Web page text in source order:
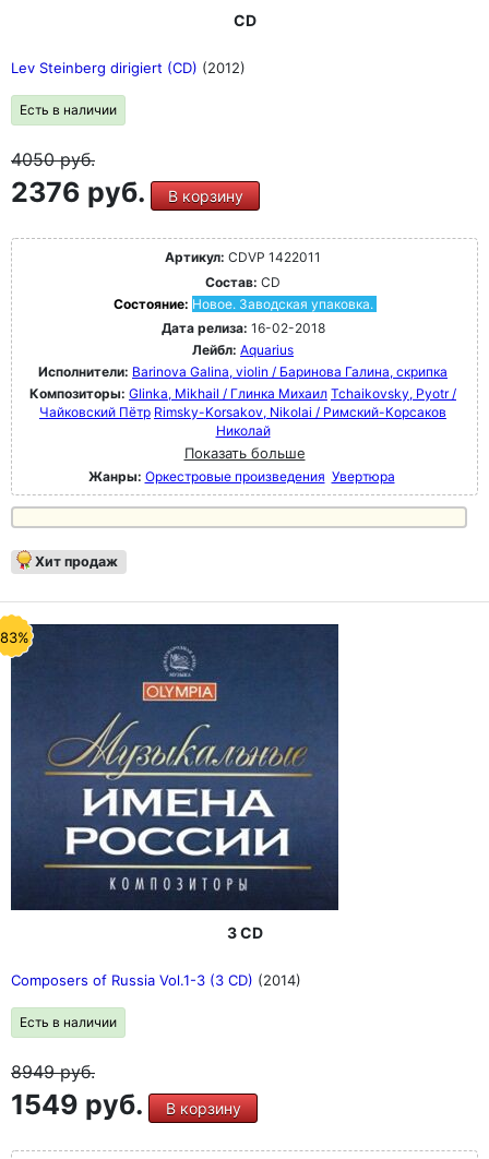
CD
Lev Steinberg dirigiert (CD) (2012)
Есть в наличии
4050руб.
2376 руб. В корзину
Артикул: CDVP 1422011
Состав: CD
Состояние: Новое. Заводская упаковка.
Дата релиза: 16-02-2018
Лейбл: Aquarius
Исполнители: Barinova Galina, violin / Баринова Галина, скрипка
Композиторы: Glinka, Mikhail / Глинка Михаил Tchaikovsky, Pyotr /
Чайковский Пётр Rimsky-Korsakov, Nikolai / Римский-Корсаков
Николай
Показать больше
Жанры: Оркестровые произведения Увертюра
Хит продаж
3 CD
Composers of Russia Vol.1-3 (3 CD) (2014)
Есть в наличии
8949руб.
1549 руб. В корзину